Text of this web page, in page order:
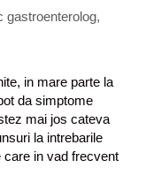
gastroenterolog,
in mare parte la
da simptome
mai jos cateva
la intrebarile
care in vad frecvent